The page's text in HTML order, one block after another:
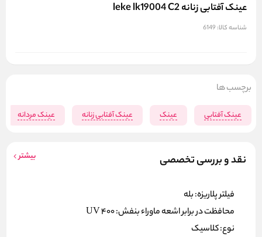
عینک آفتابی زنانه leke lk19004 C2
شناسه کالا: 6149
نقد و بررسی تخصصی بیشتر
فیلتر پلاریزه: بله
محافظت در برابر اشعه ماوراء بنفش: UV 400
نوع: کلاسیک
برچسب ها
عینک آفتابی عینک عینک آفتابی زنانه عینک مردانه